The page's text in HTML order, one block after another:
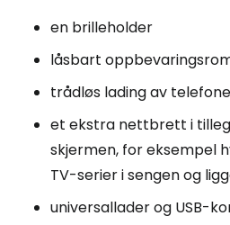
en brilleholder
låsbart
trådløs lading av
et ekstra nettbrett i
skjermen, for eksempel
TV-serier i sengen og
universallader og USB-